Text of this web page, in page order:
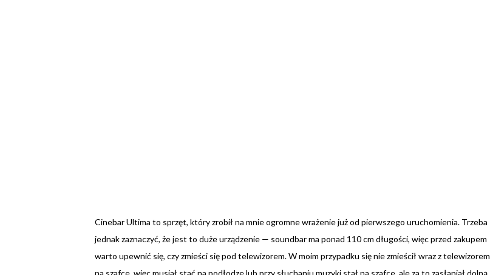
Cinebar Ultima to sprzęt, który zrobił na mnie ogromne wrażenie już od pierwszego uruchomienia. Trzeba
jednak zaznaczyć, że jest to duże urządzenie — soundbar ma ponad 110 cm długości, więc przed zakupem
warto upewnić się, czy zmieści się pod telewizorem. W moim przypadku się nie zmieścił wraz z telewizorem
na szafce, więc musiał stać na podłodze lub przy słuchaniu muzyki stał na szafce, ale za to zasłaniał dolną